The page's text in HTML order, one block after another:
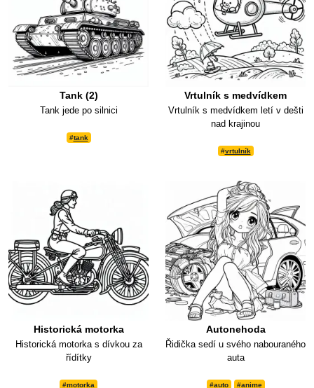
Tank (2)
Tank jede po silnici
#tank
Vrtulník s medvídkem
Vrtulník s medvídkem letí v dešti
nad krajinou
#vrtulník
Historická motorka
Historická motorka s dívkou za
řídítky
#motorka
Autonehoda
Řidička sedí u svého nabouraného
auta
#auto #anime